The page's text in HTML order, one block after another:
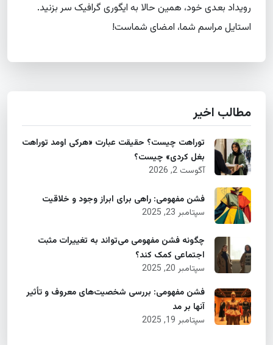
رویداد بعدی خود، همین حالا به ایگوری گرافیک سر بزنید.
استایل مراسم شما، امضای شماست!
مطالب اخیر
توراهت چیست؟ حقیقت عبارت «هرکی اومد توراهت
بغل کردی» چیست؟
آگوست 2, 2026
فشن مفهومی: راهی برای ابراز وجود و خلاقیت
سپتامبر 23, 2025
چگونه فشن مفهومی می‌تواند به تغییرات مثبت
اجتماعی کمک کند؟
سپتامبر 20, 2025
فشن مفهومی: بررسی شخصیت‌های معروف و تأثیر
آنها بر مد
سپتامبر 19, 2025